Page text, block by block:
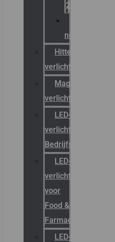
22
noodverlichting
Hittebestendige
verlichting
Magazijn
verlichting
LED-
verlichting
Bedrijfshal
LED-
verlichting
voor
Food &
Farmacie
LED-